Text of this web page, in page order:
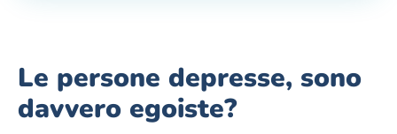
Le persone depresse, sono
davvero egoiste?